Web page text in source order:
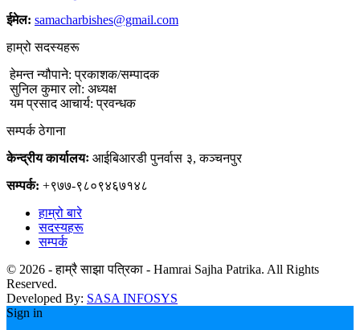
ईमेल: samacharbishes@gmail.com
हाम्रो सदस्यहरू
हेमन्त न्यौपाने: प्रकाशक/सम्पादक
सुनिल कुमार लो: अध्यक्ष
यम प्रसाद आचार्य: प्रवन्धक
सम्पर्क ठेगाना
केन्द्रीय कार्यालयः आईबिआरडी पुनर्वास ३, कञ्चनपुर
सम्पर्क: +९७७-९८०९४६७१४८
हाम्रो बारे
सदस्यहरू
सम्पर्क
© 2026 - हाम्रै साझा पत्रिका - Hamrai Sajha Patrika. All Rights
Reserved.
Developed By: SASA INFOSYS
Sign in